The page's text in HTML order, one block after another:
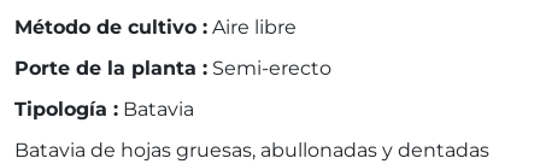
Método de cultivo : Aire libre
Porte de la planta : Semi-erecto
Tipología : Batavia
Batavia de hojas gruesas, abullonadas y dentadas